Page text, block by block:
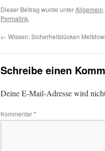
Dieser Beitrag wurde unterAllgemein,
Permalink.
← Wissen: Sicherheitslücken
Schreibe einen
Deine E-Mail-Adresse wird
Kommentar*